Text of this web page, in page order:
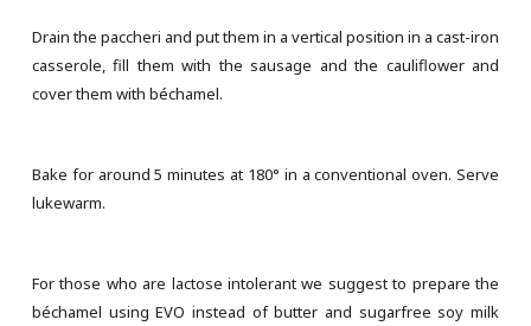
Drain the paccheri and put them in a vertical position in a cast-iron
casserole, fill them with the sausage and the cauliflower and
cover them with béchamel.
Bake for around 5 minutes at 180° in a conventional oven. Serve
lukewarm.
For those who are lactose intolerant we suggest to prepare the
béchamel using EVO instead of butter and sugarfree soy milk